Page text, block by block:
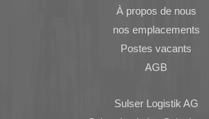
À propos de nous
nos emplacements
Postes vacants
AGB
Sulser Logistik AG